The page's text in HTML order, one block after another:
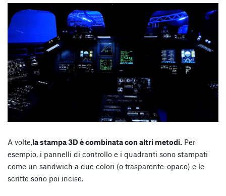
A volte,la stampa 3D è combinata con altri metodi. Per
esempio, i pannelli di controllo e i quadranti sono stampati
come un sandwich a due colori (o trasparente-opaco) e le
scritte sono poi incise.